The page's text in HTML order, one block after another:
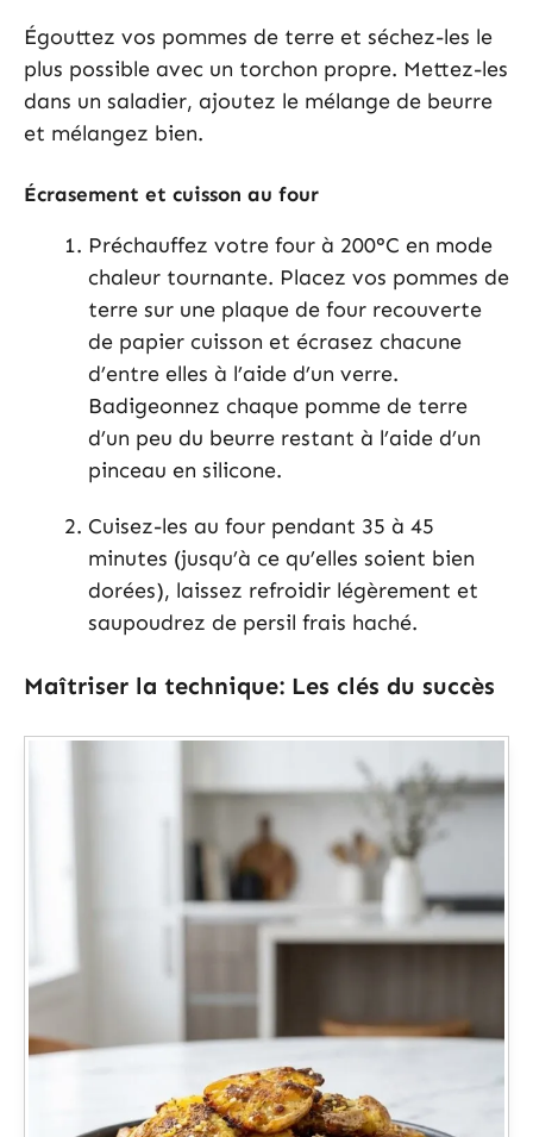
Égouttez vos pommes de terre et séchez-les le
plus possible avec un torchon propre. Mettez-les
dans un saladier, ajoutez le mélange de beurre
et mélangez bien.
Écrasement et cuisson au four
Préchauffez votre four à 200°C en mode
chaleur tournante. Placez vos pommes de
terre sur une plaque de four recouverte
de papier cuisson et écrasez chacune
d’entre elles à l’aide d’un verre.
Badigeonnez chaque pomme de terre
d’un peu du beurre restant à l’aide d’un
pinceau en silicone.
Cuisez-les au four pendant 35 à 45
minutes (jusqu’à ce qu’elles soient bien
dorées), laissez refroidir légèrement et
saupoudrez de persil frais haché.
Maîtriser la technique: Les clés du succès